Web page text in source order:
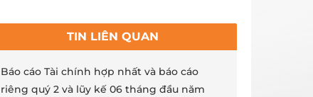
TIN LIÊN QUAN
Báo cáo Tài chính hợp nhất và báo cáo
riêng quý 2 và lũy kế 06 tháng đầu năm